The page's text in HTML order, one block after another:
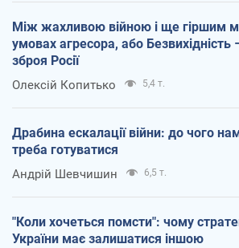
Між жахливою війною і ще гіршим
умовах агресора, або Безвихідність
зброя Росії
Олексій Копитько 5,4 т.
Драбина ескалації війни: до чого
треба готуватися
Андрій Шевчишин 6,5 т.
"Коли хочеться помсти": чому
України має залишатися іншою